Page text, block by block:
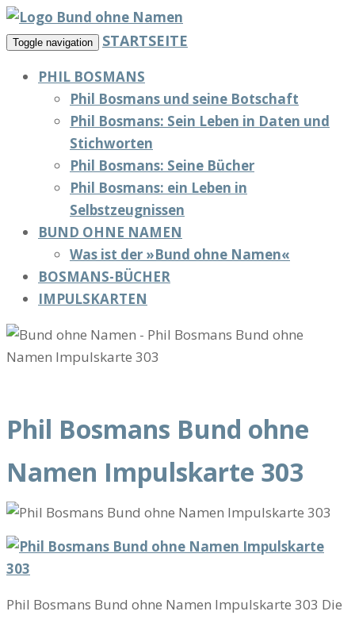
Toggle navigation STARTSEITE
PHIL BOSMANS
Phil Bosmans und seine Botschaft
Phil Bosmans: Sein Leben in Daten und
Stichworten
Phil Bosmans: Seine Bücher
Phil Bosmans: ein Leben in
Selbstzeugnissen
BUND OHNE NAMEN
Was ist der »Bund ohne Namen«
BOSMANS-BÜCHER
IMPULSKARTEN
Phil Bosmans Bund ohne
Namen Impulskarte 303
Phil Bosmans Bund ohne Namen Impulskarte 303 Die